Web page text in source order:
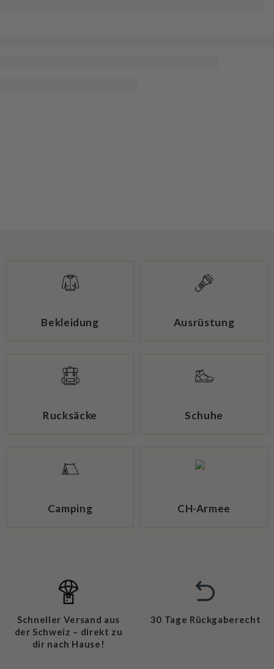
Bekleidung Ausrüstung
Rucksäcke Schuhe
Camping CH-Armee
Schneller Versand aus
der Schweiz – direkt zu
dir nach Hause!
30 Tage Rückgaberecht